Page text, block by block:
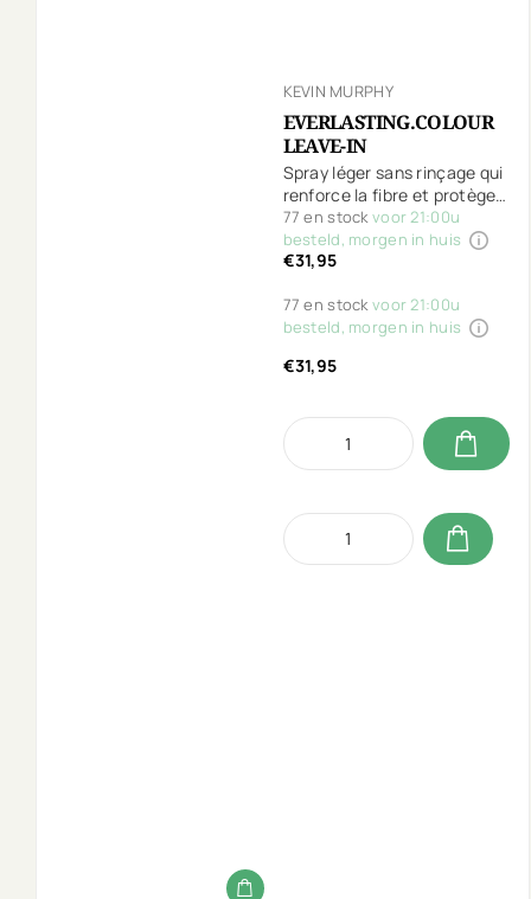
KEVIN MURPHY
EVERLASTING.COLOUR
LEAVE-IN
Spray léger sans rinçage qui
renforce la fibre et protège
votre couleur. Pour des
cheveux forts et sains avec
une couleur éclatante.
hydrate !
77 en stockvoor 21:00u
besteld, morgen in huis
€31,95
77 en stockvoor 21:00u
besteld, morgen in huis
€31,95